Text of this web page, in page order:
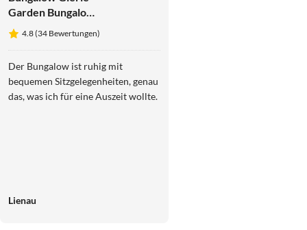
Garden Bungalow
Escape
4.8 (34 Bewertungen)
Der Bungalow ist ruhig mit
bequemen Sitzgelegenheiten, genau
das, was ich für eine Auszeit wollte.
Lienau